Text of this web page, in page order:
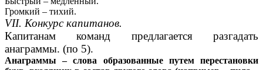
Громкий – тихий.
VII. Конкурс капитанов.
Капитанам команд предлагается разгадать
анаграммы. (по 5).
Анаграммы – слова образованные путем перестановки